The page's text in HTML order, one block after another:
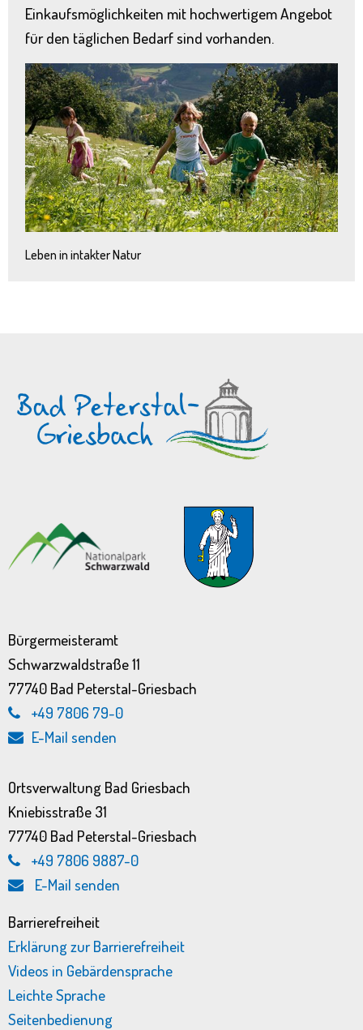
Einkaufsmöglichkeiten mit hochwertigem Angebot
für den täglichen Bedarf sind vorhanden.
Leben in intakter Natur
Bürgermeisteramt
Schwarzwaldstraße 11
77740 Bad Peterstal-Griesbach
+49 7806 79-0
E-Mail senden
Ortsverwaltung Bad Griesbach
Kniebisstraße 31
77740 Bad Peterstal-Griesbach
+49 7806 9887-0
E-Mail senden
Barrierefreiheit
Erklärung zur Barrierefreiheit
Videos in Gebärdensprache
Leichte Sprache
Seitenbedienung